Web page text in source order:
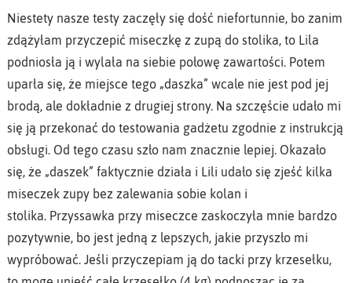
Niestety nasze testy zaczęły się dość niefortunnie, bo zanim
zdążyłam przyczepić miseczkę z zupą do stolika, to Lila
podniosła ją i wylała na siebie połowę zawartości. Potem
uparła się, że miejsce tego „daszka” wcale nie jest pod jej
brodą, ale dokładnie z drugiej strony. Na szczęście udało mi
się ją przekonać do testowania gadżetu zgodnie z instrukcją
obsługi. Od tego czasu szło nam znacznie lepiej. Okazało
się, że „daszek” faktycznie działa i Lili udało się zjeść kilka
miseczek zupy bez zalewania sobie kolan i
stolika. Przyssawka przy miseczce zaskoczyła mnie bardzo
pozytywnie, bo jest jedną z lepszych, jakie przyszło mi
wypróbować. Jeśli przyczepiam ją do tacki przy krzesełku,